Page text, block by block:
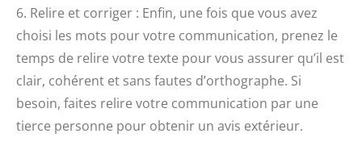
6. Relire et corriger : Enfin, une fois que vous avez
choisi les mots pour votre communication, prenez le
temps de relire votre texte pour vous assurer qu’il est
clair, cohérent et sans fautes d’orthographe. Si
besoin, faites relire votre communication par une
tierce personne pour obtenir un avis extérieur.